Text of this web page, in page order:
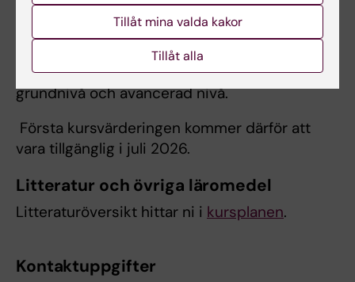
Kursvärderingen är en del av Karolinska
Institutets kvalitetsledningssystem och
genomförs enligt de riktlinjer som är
fastställda av Kommittén för utbildning på
grundnivå och avancerad nivå.
Första kursvärderingen kommer därför att
vara tillgänglig i juli 2026.
Litteratur och övriga läromedel
Litteraturöversikt hittar ni i kursplanen.
Kontaktuppgifter
Tillåt mina valda kakor
Tillåt alla